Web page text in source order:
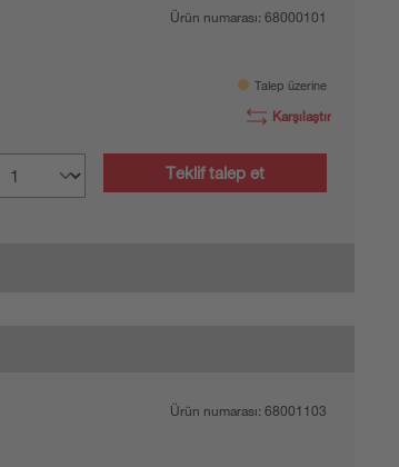
Ürün numarası: 68000101
Talep üzerine
Karşılaştır
Teklif talep et
Ürün numarası: 68001103